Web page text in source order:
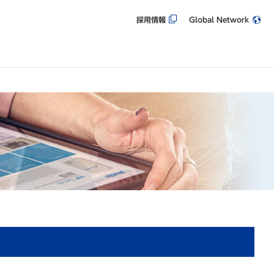
採用情報 Global Network